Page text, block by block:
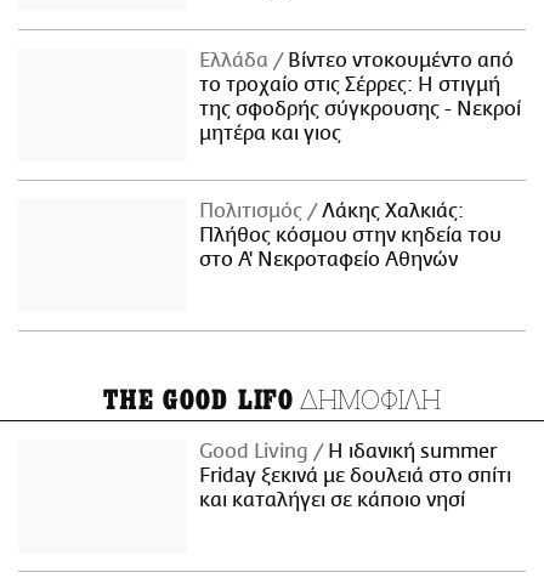
Ελλάδα
Βίντεο ντοκουμέντο από
το τροχαίο στις Σέρρες: Η στιγμή
της σφοδρής σύγκρουσης - Νεκροί
μητέρα και γιος
Πολιτισμός
Λάκης Χαλκιάς:
Πλήθος κόσμου στην κηδεία του
στο Α' Νεκροταφείο Αθηνών
THE GOOD LIFO ΔΗΜΟΦΙΛΗ
Good Living
Η ιδανική summer
Friday ξεκινά με δουλειά στο σπίτι
και καταλήγει σε κάποιο νησί